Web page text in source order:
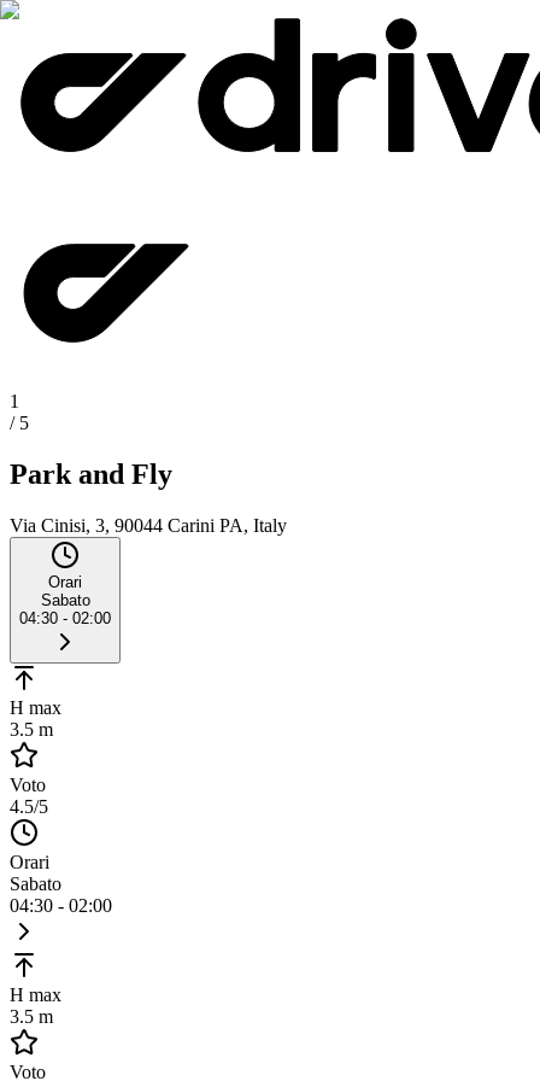
1
/ 5
Park and Fly
Via Cinisi, 3, 90044 Carini PA, Italy
Orari
Sabato
04:30 - 02:00
H max
3.5 m
Voto
4.5/5
Orari
Sabato
04:30 - 02:00
H max
3.5 m
Voto